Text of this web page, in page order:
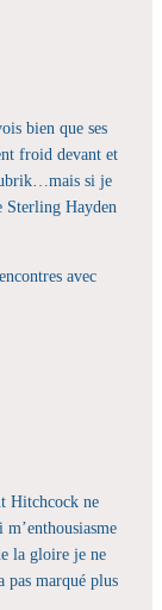
bien que ses
froid devant et
si je
Sterling Hayden
avec
Hitchcock ne
la gloire je ne
pas marqué plus